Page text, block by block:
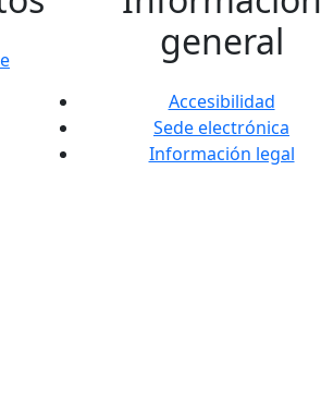
general
Accesibilidad
Sede electrónica
Información legal